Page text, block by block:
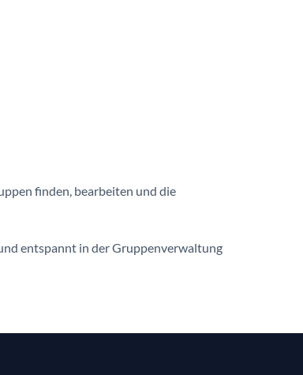
finden, bearbeiten und die
entspannt in der Gruppenverwaltung